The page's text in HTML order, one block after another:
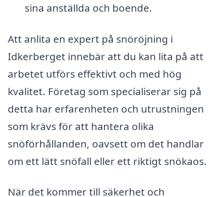
sina anställda och boende.
Att anlita en expert på snöröjning i
Idkerberget innebär att du kan lita på att
arbetet utförs effektivt och med hög
kvalitet. Företag som specialiserar sig på
detta har erfarenheten och utrustningen
som krävs för att hantera olika
snöförhållanden, oavsett om det handlar
om ett lätt snöfall eller ett riktigt snökaos.
När det kommer till säkerhet och